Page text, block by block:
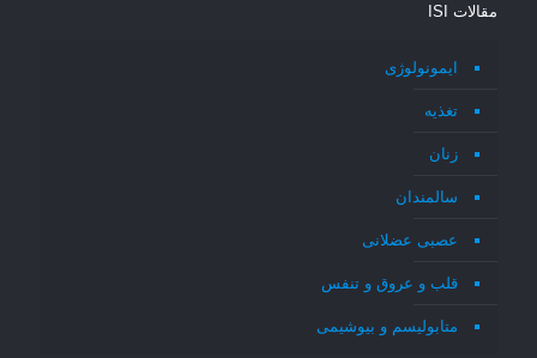
مقالات ISI
ایمونولوژی
تغذیه
زنان
سالمندان
عصبی عضلانی
قلب و عروق و تنفس
متابولیسم و بیوشیمی